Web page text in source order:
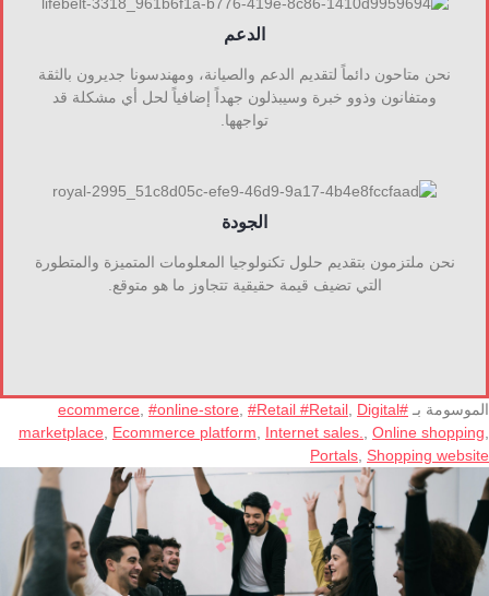
الدعم
نحن متاحون دائماً لتقديم الدعم والصيانة، ومهندسونا جديرون بالثقة
ومتفانون وذوو خبرة وسيبذلون جهداً إضافياً لحل أي مشكلة قد
تواجهها.
الجودة
نحن ملتزمون بتقديم حلول تكنولوجيا المعلومات المتميزة والمتطورة
التي تضيف قيمة حقيقية تتجاوز ما هو متوقع.
الموسومة بـ #ecommerce
#online-store #Retail #Retail Digital
marketplace
Ecommerce platform Internet sales. Online shopping
Portals Shopping website